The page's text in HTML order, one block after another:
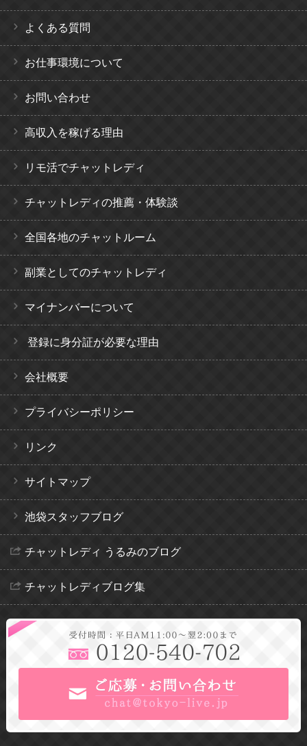
よくある質問
お仕事環境について
お問い合わせ
高収入を稼げる理由
リモ活でチャットレディ
チャットレディの推薦・体験談
全国各地のチャットルーム
副業としてのチャットレディ
マイナンバーについて
登録に身分証が必要な理由
会社概要
プライバシーポリシー
リンク
サイトマップ
池袋スタッフブログ
チャットレディ うるみのブログ
チャットレディブログ集